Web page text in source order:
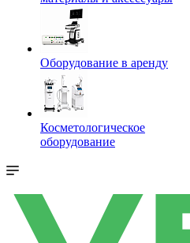
Оборудование в аренду
Косметологическое
оборудование